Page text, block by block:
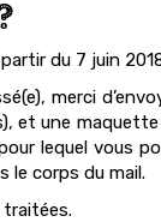
du 7 juin
merci
une
lequel vous
le corps du mail.